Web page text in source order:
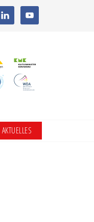
AKTUELLES